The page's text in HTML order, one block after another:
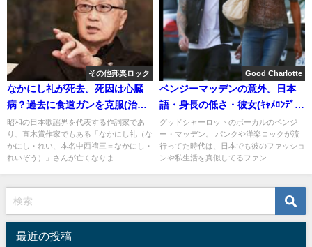
その他邦楽ロック
なかにし礼が死去。死因は心臓
病？過去に食道ガンを克服(治療
法)
昭和の日本歌謡界を代表する作詞家であ
り、直木賞作家でもある「なかにし礼（な
かにし・れい、本名中西禮三＝なかにし・
れいぞう）」さんが亡くなりま...
Good Charlotte
ベンジーマッデンの意外。日本
語・身長の低さ・彼女(ｷｬﾒﾛﾝﾃﾞｨｱ
ｽ)と結婚した現在
グッドシャーロットのボーカルのベンジ
ー・マッデン。 パンクや洋楽ロックが流
行ってた時代は、日本でも彼のファッショ
ンや私生活を真似してるファン...
最近の投稿